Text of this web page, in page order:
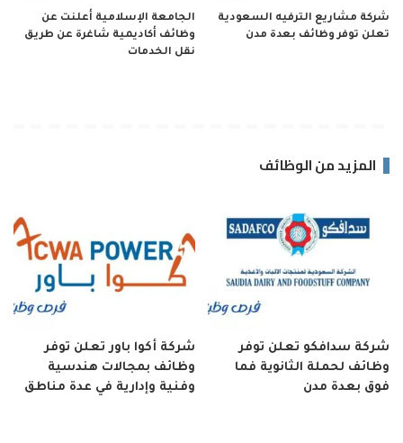
شركة مشاريع الترفيه السعودية
تعلن توفر وظائف بعدة مدن
الجامعة الإسلامية أعلنت عن
وظائف أكاديمية شاغرة عن طريق
نقل الخدمات
المزيد من الوظائف
شركة سدافكو تعلن توفر
وظائف لحملة الثانوية فما
فوق بعدة مدن
شركة أكوا باور تعلن توفر
وظائف بمجالات هندسية
وفنية وإدارية في عدة مناطق